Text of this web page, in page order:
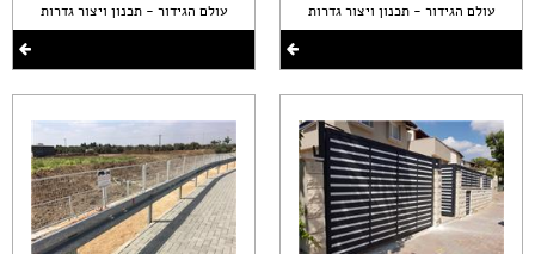
עולם הגידור - תכנון ויצור גדרות עולם הגידור - תכנון ויצור גדרות